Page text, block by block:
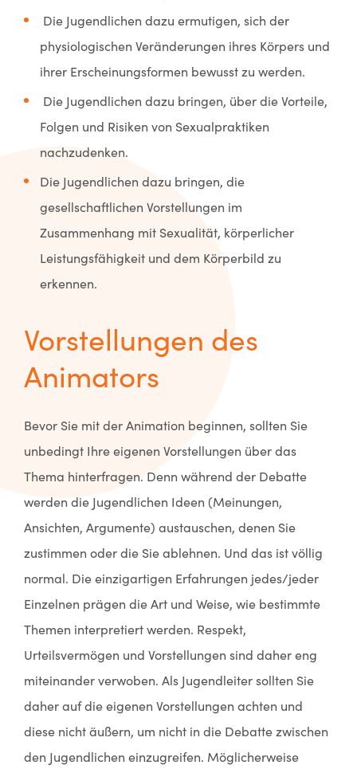
Die Jugendlichen dazu ermutigen, sich der
physiologischen Veränderungen ihres Körpers und
ihrer Erscheinungsformen bewusst zu werden.
Die Jugendlichen dazu bringen, über die Vorteile,
Folgen und Risiken von Sexualpraktiken
nachzudenken.
Die Jugendlichen dazu bringen, die
gesellschaftlichen Vorstellungen im
Zusammenhang mit Sexualität, körperlicher
Leistungsfähigkeit und dem Körperbild zu
erkennen.
Vorstellungen des
Animators
Bevor Sie mit der Animation beginnen, sollten Sie
unbedingt Ihre eigenen Vorstellungen über das
Thema hinterfragen. Denn während der Debatte
werden die Jugendlichen Ideen (Meinungen,
Ansichten, Argumente) austauschen, denen Sie
zustimmen oder die Sie ablehnen. Und das ist völlig
normal. Die einzigartigen Erfahrungen jedes/jeder
Einzelnen prägen die Art und Weise, wie bestimmte
Themen interpretiert werden. Respekt,
Urteilsvermögen und Vorstellungen sind daher eng
miteinander verwoben. Als Jugendleiter sollten Sie
daher auf die eigenen Vorstellungen achten und
diese nicht äußern, um nicht in die Debatte zwischen
den Jugendlichen einzugreifen. Möglicherweise